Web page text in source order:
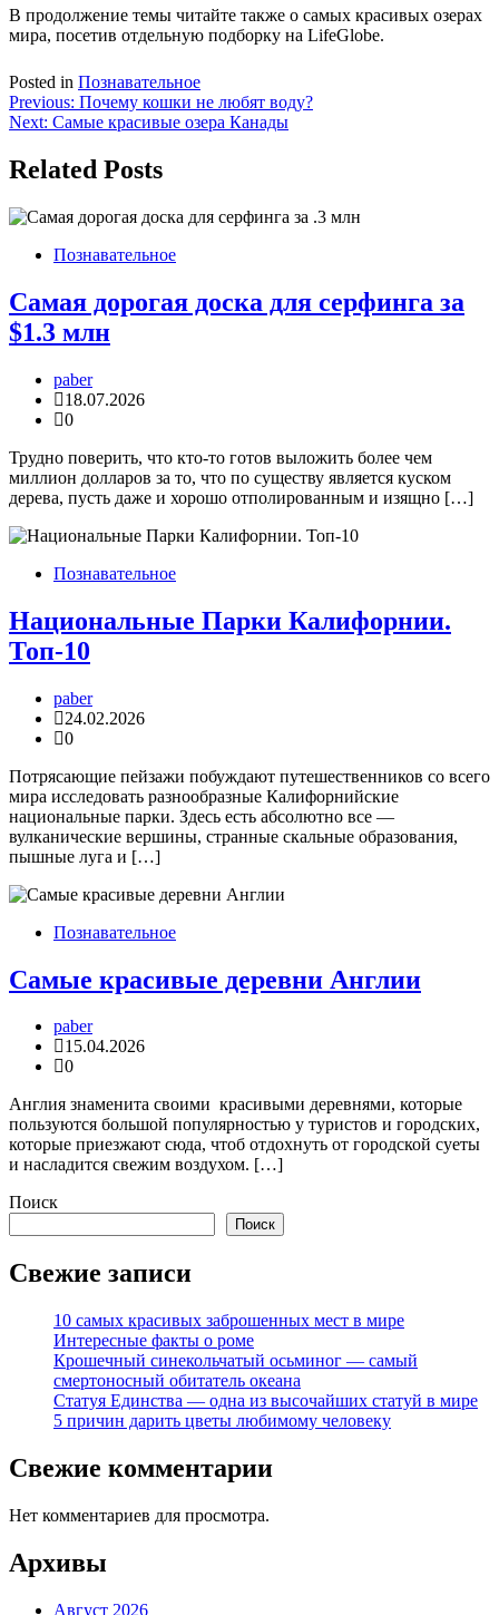
В продолжение темы читайте также о самых красивых озерах
мира, посетив отдельную подборку на LifeGlobe.
Posted in Познавательное
Навигация
по
записям
Previous: Почему кошки не любят воду?
Next: Самые красивые озера Канады
Related Posts
Познавательное
Самая дорогая доска для серфинга за
$1.3 млн
paber
18.07.2026
0
Трудно поверить, что кто-то готов выложить более чем
миллион долларов за то, что по существу является куском
дерева, пусть даже и хорошо отполированным и изящно […]
Познавательное
Национальные Парки Калифорнии.
Топ-10
paber
24.02.2026
0
Потрясающие пейзажи побуждают путешественников со всего
мира исследовать разнообразные Калифорнийские
национальные парки. Здесь есть абсолютно все —
вулканические вершины, странные скальные образования,
пышные луга и […]
Познавательное
Самые красивые деревни Англии
paber
15.04.2026
0
Англия знаменита своими красивыми деревнями, которые
пользуются большой популярностью у туристов и городских,
которые приезжают сюда, чтоб отдохнуть от городской суеты
и насладится свежим воздухом. […]
Поиск
Поиск
Свежие записи
10 самых красивых заброшенных мест в мире
Интересные факты о роме
Крошечный синекольчатый осьминог — самый
смертоносный обитатель океана
Статуя Единства — одна из высочайших статуй в мире
5 причин дарить цветы любимому человеку
Свежие комментарии
Нет комментариев для просмотра.
Архивы
Август 2026